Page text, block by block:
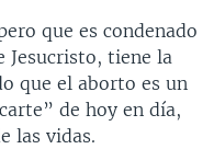
que es condenado
Jesucristo, tiene la
que el aborto es un
de hoy en día,
las vidas.